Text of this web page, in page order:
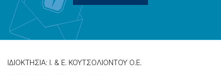
ΙΔΙΟΚΤΗΣΙΑ: Ι. & Ε. ΚΟΥΤΣΟΛΙΟΝΤΟΥ Ο.Ε.